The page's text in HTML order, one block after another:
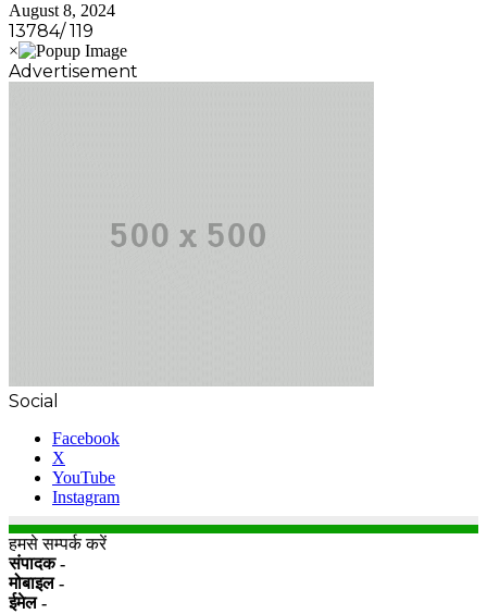
August 8, 2024
13784/ 119
Advertisement
Social
Facebook
X
YouTube
Instagram
हमसे सम्पर्क करें
संपादक -
मोबाइल -
ईमेल -